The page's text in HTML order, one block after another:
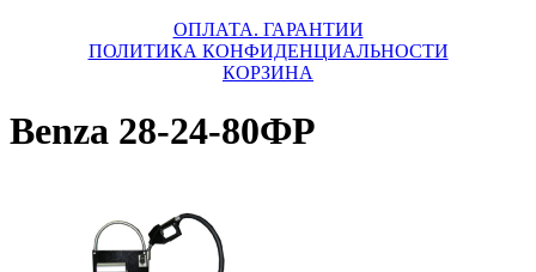
ОПЛАТА. ГАРАНТИИ
ПОЛИТИКА КОНФИДЕНЦИАЛЬНОСТИ
КОРЗИНА
Benza 28-24-80ФР